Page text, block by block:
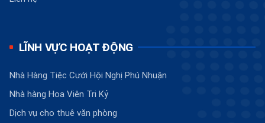
LĨNH VỰC HOẠT ĐỘNG
Nhà Hàng Tiệc Cưới Hội Nghị Phú Nhuận
Nhà hàng Hoa Viên Tri Kỷ
Dịch vụ cho thuê văn phòng